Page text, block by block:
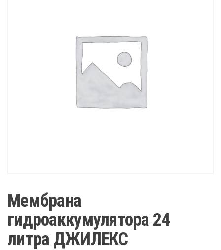
Мембрана
гидроаккумулятора 24
литра ДЖИЛЕКС